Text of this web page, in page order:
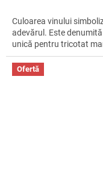
Culoarea vinului
adevărul. Este
unică pentru tricotat
Ofertă